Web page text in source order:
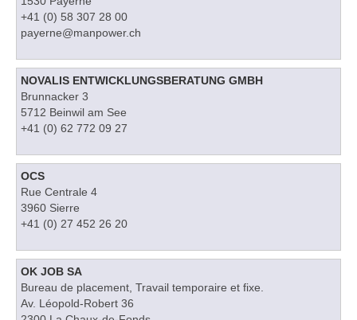
+41 (0) 58 307 28 00
payerne@manpower.ch
NOVALIS ENTWICKLUNGSBERATUNG GMBH
Brunnacker 3
5712 Beinwil am See
+41 (0) 62 772 09 27
OCS
Rue Centrale 4
3960 Sierre
+41 (0) 27 452 26 20
OK JOB SA
Bureau de placement, Travail temporaire et fixe.
Av. Léopold-Robert 36